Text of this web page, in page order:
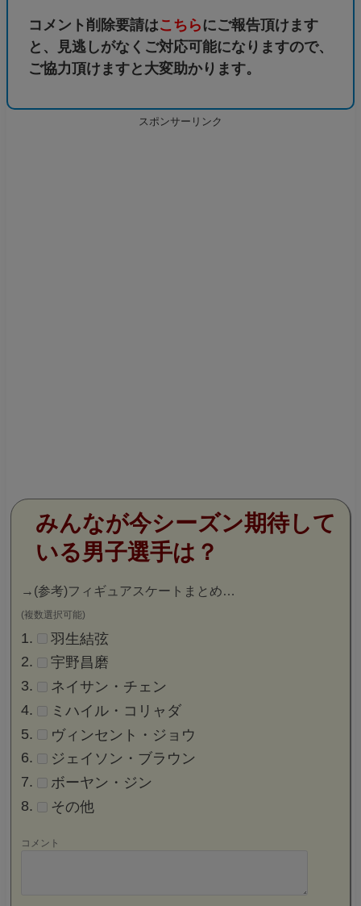
コメント削除要請はこちら にご報告頂けます
と、見逃しがなくご対応可能になりますので、
ご協力頂けますと大変助かります。
スポンサーリンク
みんなが今シーズン期待して
いる男子選手は？
→ (参考)フィギュアスケートまとめ…
(複数選択可能)
羽生結弦
宇野昌磨
ネイサン・チェン
ミハイル・コリャダ
ヴィンセント・ジョウ
ジェイソン・ブラウン
ボーヤン・ジン
その他
コメント